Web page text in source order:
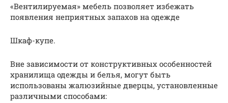
«Вентилируемая» мебель позволяет избежать
появления неприятных запахов на одежде
Шкаф-купе.
Вне зависимости от конструктивных особенностей
хранилища одежды и белья, могут быть
использованы жалюзийные дверцы, установленные
различными способами: